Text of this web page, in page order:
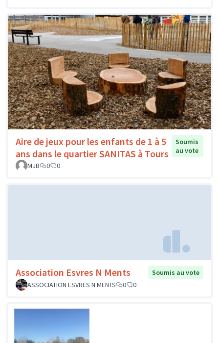
Aire de jeux pour les enfants de 1 à 5
ans dans le quartier SANITAS à Tours
Soumis
au vote
MJB
0 0
Association Esvres N Ments
Soumis au vote
ASSOCIATION ESVRES N MENTS
0 0